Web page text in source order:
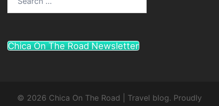
Chica On The Road Newsletter
© 2026 Chica On The Road | Travel blog. Proudly